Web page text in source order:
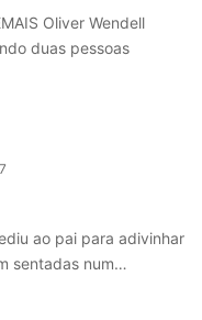
Oliver Wendell
duas pessoas
ao pai para adivinhar
sentadas num…